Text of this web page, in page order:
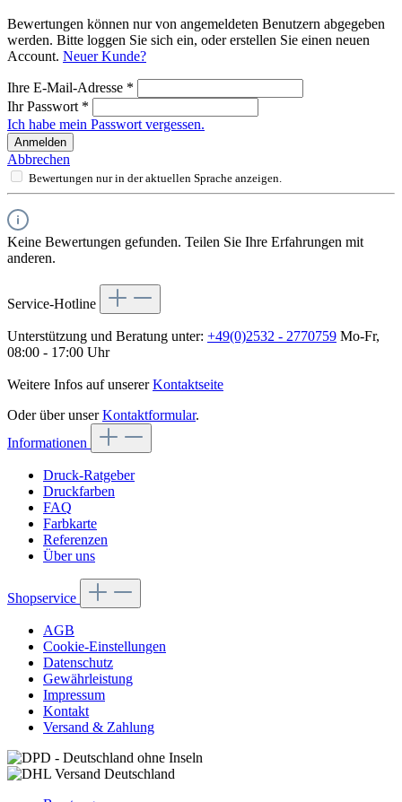
Bewertungen können nur von angemeldeten Benutzern abgegeben
werden. Bitte loggen Sie sich ein, oder erstellen Sie einen neuen
Account. Neuer Kunde?
Ihre E-Mail-Adresse *
Ihr Passwort *
Ich habe mein Passwort vergessen.
Anmelden
Abbrechen
Bewertungen nur in der aktuellen Sprache anzeigen.
Keine Bewertungen gefunden. Teilen Sie Ihre Erfahrungen mit
anderen.
Service-Hotline
Unterstützung und Beratung unter: +49(0)2532 - 2770759 Mo-Fr,
08:00 - 17:00 Uhr
Weitere Infos auf unsererKontaktseite
Oder über unserKontaktformular.
Informationen
Druck-Ratgeber
Druckfarben
FAQ
Farbkarte
Referenzen
Über uns
Shopservice
AGB
Cookie-Einstellungen
Datenschutz
Gewährleistung
Impressum
Kontakt
Versand & Zahlung